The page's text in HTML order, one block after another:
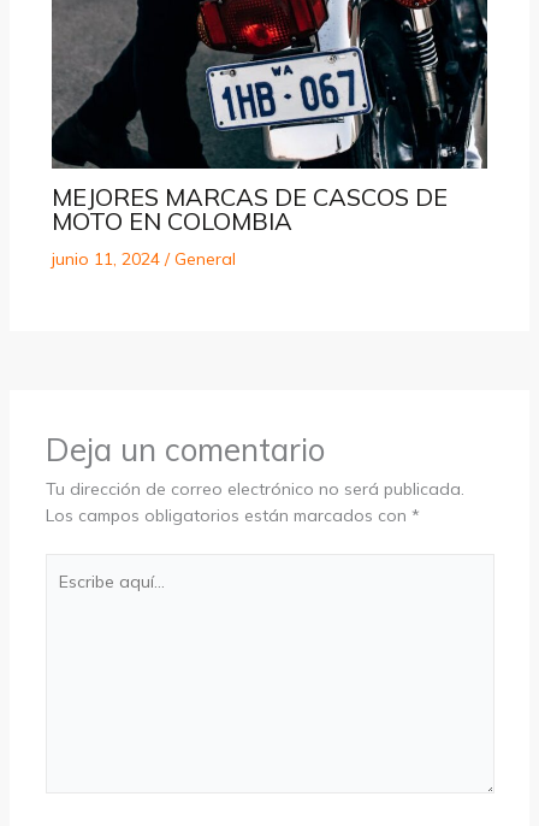
MEJORES MARCAS DE CASCOS DE
MOTO EN COLOMBIA
junio 11, 2024 /General
Deja un comentario
Tu dirección de correo electrónico no será publicada.
Los campos obligatorios están marcados con *
aquí...